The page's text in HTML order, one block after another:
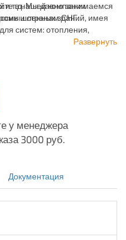
и т.д. Мы давно занимаемся
зданий, имея
систем: отопления,
в нашей компании
и странам СНГ.
Развернуть
у менеджера
3000 руб.
Документация